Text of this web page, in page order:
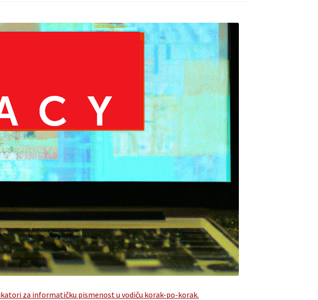
za informatičku pismenost u vodiču korak-po-korak.